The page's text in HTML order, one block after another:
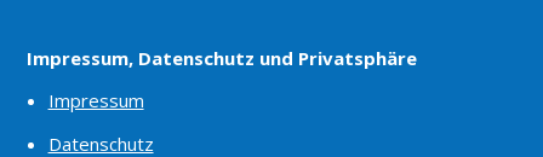
Impressum, Datenschutz und Privatsphäre
Impressum
Datenschutz